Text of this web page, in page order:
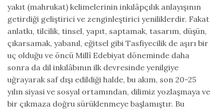
yakıt (mahrukat) kelimelerinin inkılâpçılık anlayışının
getirdiği geliştirici ve zenginleştirici yeniliklerdir. Fakat
anlatkı, tilcilik, tinsel, yapıt, saptamak, tasarım, düşün,
çıkarsamak, yabanıl, eğitsel gibi Tasfiyecilik de aşırı bir
uç olduğu ve öncü Millî Edebiyat döneminde daha
sonra da dil inkılâbının ilk devresinde yenilgiye
uğrayarak saf dışı edildiği halde, bu akım, son 20-25
yılın siyasi ve sosyal ortamından, dilimiz yozlaşmaya ve
bir çıkmaza doğru sürüklenmeye başlamıştır. Bu